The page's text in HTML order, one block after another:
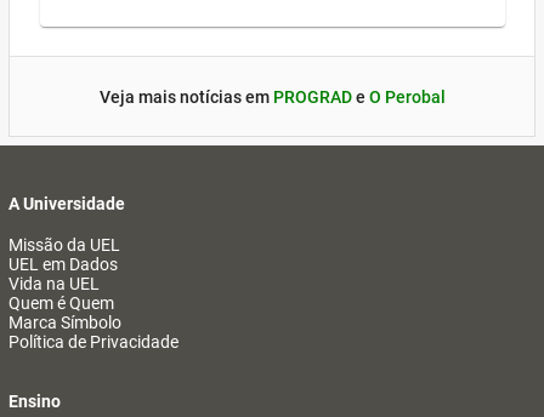
Veja mais notícias em PROGRADe O Perobal
A Universidade
Missão da UEL
UEL em Dados
Vida na UEL
Quem é Quem
Marca Símbolo
Política de Privacidade
Ensino